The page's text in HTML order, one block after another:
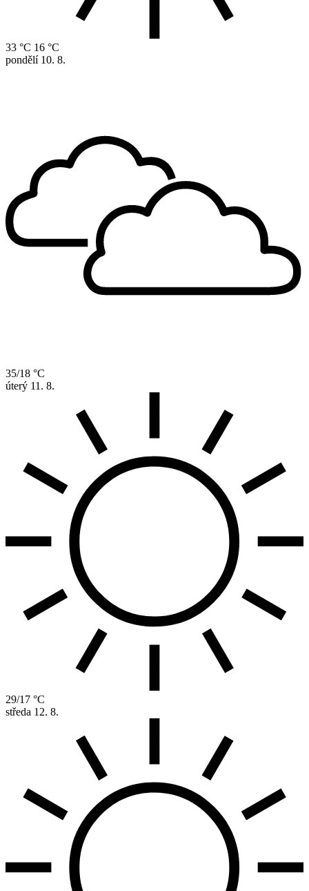
33 °C 16 °C
pondělí 10. 8.
35/18 °C
úterý 11. 8.
29/17 °C
středa 12. 8.